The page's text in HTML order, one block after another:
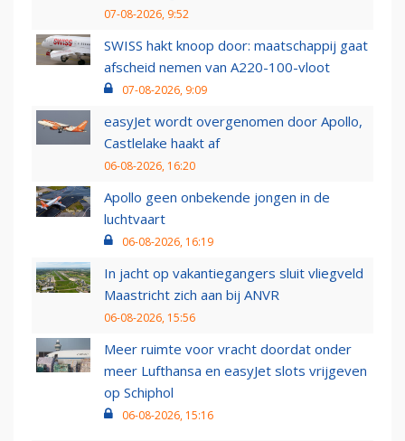
07-08-2026, 9:52
SWISS hakt knoop door: maatschappij gaat
afscheid nemen van A220-100-vloot
07-08-2026, 9:09
easyJet wordt overgenomen door Apollo,
Castlelake haakt af
06-08-2026, 16:20
Apollo geen onbekende jongen in de
luchtvaart
06-08-2026, 16:19
In jacht op vakantiegangers sluit vliegveld
Maastricht zich aan bij ANVR
06-08-2026, 15:56
Meer ruimte voor vracht doordat onder
meer Lufthansa en easyJet slots vrijgeven
op Schiphol
06-08-2026, 15:16